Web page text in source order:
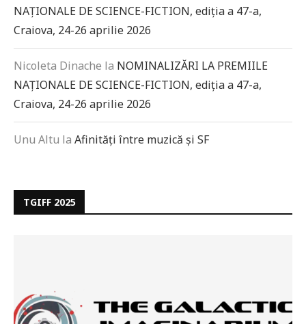
NAȚIONALE DE SCIENCE-FICTION, ediția a 47-a,
Craiova, 24-26 aprilie 2026
Nicoleta Dinache la NOMINALIZĂRI LA PREMIILE
NAȚIONALE DE SCIENCE-FICTION, ediția a 47-a,
Craiova, 24-26 aprilie 2026
Unu Altu la Afinități între muzică și SF
TGIFF 2025